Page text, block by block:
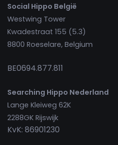
Social Hippo België
Westwing Tower
Kwadestraat 155 (5.3)
8800 Roeselare, Belgium
BE0694.877.811
Searching Hippo Nederland
Lange Kleiweg 62K
2288GK Rijswijk
KvK: 86901230